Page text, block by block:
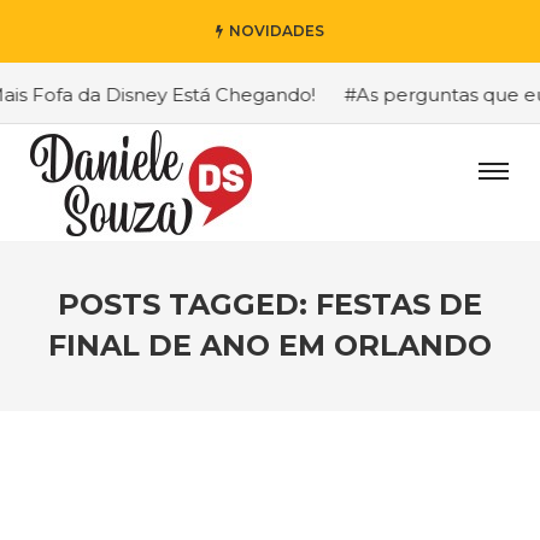
NOVIDADES
da Disney Está Chegando! #As perguntas que eu
POSTS TAGGED: FESTAS DE
FINAL DE ANO EM ORLANDO